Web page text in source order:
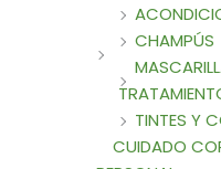
CHAMPÚS
TINTES Y
CUIDADO